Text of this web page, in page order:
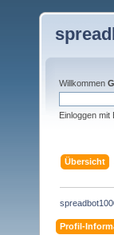
Willkommen
Einloggen
Übersicht
Profil-